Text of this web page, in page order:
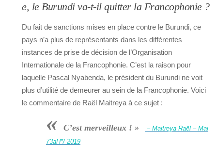
e, le Burundi va-t-il quitter la Francophonie ?
Du fait de sanctions mises en place contre le Burundi, ce
pays n’a plus de représentants dans les différentes
instances de prise de décision de l’Organisation
Internationale de la Francophonie. C’est la raison pour
laquelle Pascal Nyabenda, le président du Burundi ne voit
plus d’utilité de demeurer au sein de la Francophonie. Voici
le commentaire de Raël Maitreya à ce sujet :
« C’est merveilleux ! »
– Maitreya Raël – Mai
73aH*/ 2019